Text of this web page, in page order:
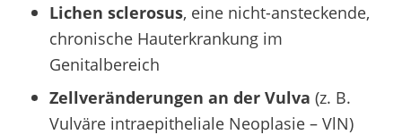
Lichen sclerosus, eine nicht-ansteckende,
chronische Hauterkrankung im
Genitalbereich
Zellveränderungen an der Vulva (z. B.
Vulväre intraepitheliale Neoplasie – VlN)